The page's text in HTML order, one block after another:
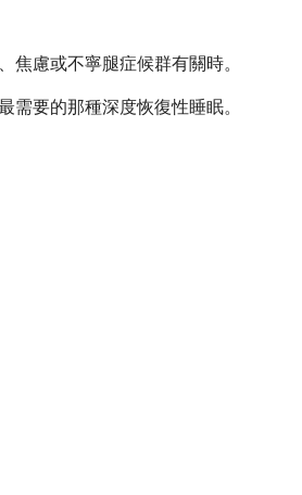
慮或不寧腿症候群有關時。
需要的那種深度恢復性睡眠。